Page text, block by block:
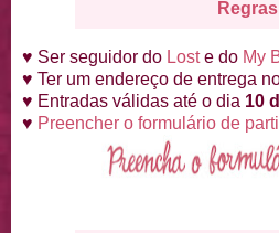
Regras
♥ Ser seguidor do Loste do My
♥ Ter um endereço de entrega
♥ Entradas válidas até o dia 10
♥ Preencher o formulário de